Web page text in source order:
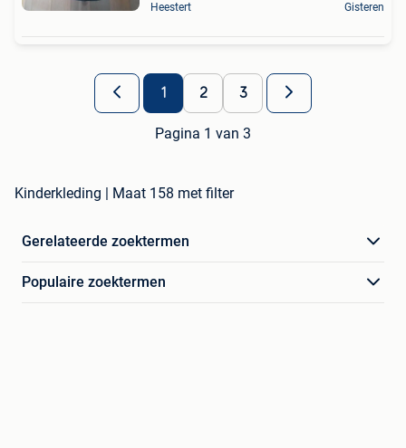
Heestert Gisteren
1 2 3
Pagina 1 van 3
Kinderkleding | Maat 158 met filter
Gerelateerde zoektermen
Populaire zoektermen